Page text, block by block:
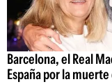
Barcelona, el Real
España por la